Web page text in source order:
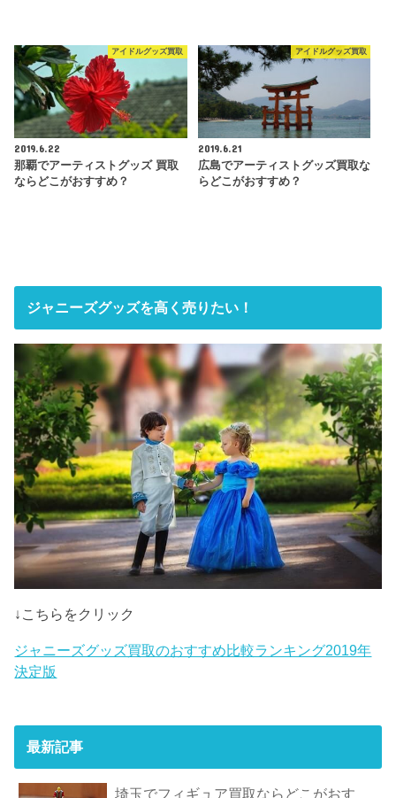
アイドルグッズ買取
2019.6.22
那覇でアーティストグッズ 買取
ならどこがおすすめ？
アイドルグッズ買取
2019.6.21
広島でアーティストグッズ買取な
らどこがおすすめ？
ジャニーズグッズを高く売りたい！
↓こちらをクリック
ジャニーズグッズ買取のおすすめ比較ランキング2019年
決定版
最新記事
埼玉でフィギュア買取ならどこがおす